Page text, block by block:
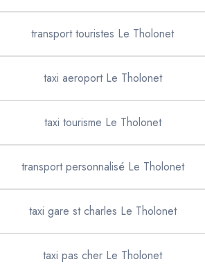
transport touristes Le Tholonet
taxi aeroport Le Tholonet
taxi tourisme Le Tholonet
transport personnalisé Le Tholonet
taxi gare st charles Le Tholonet
taxi pas cher Le Tholonet